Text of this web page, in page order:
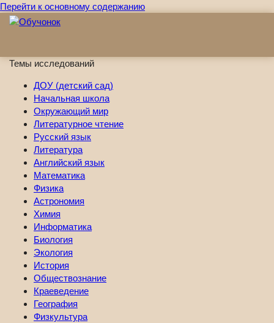
Перейти к основному содержанию
Темы исследований
ДОУ (детский сад)
Начальная школа
Окружающий мир
Литературное чтение
Русский язык
Литература
Английский язык
Математика
Физика
Астрономия
Химия
Информатика
Биология
Экология
История
Обществознание
Краеведение
География
Физкультура